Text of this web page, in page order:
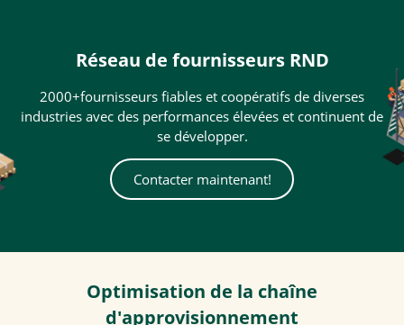
Réseau de fournisseurs RND
2000+fournisseurs fiables et coopératifs de diverses
industries avec des performances élevées et continuent de
se développer.
Contacter maintenant!
Optimisation de la chaîne
d'approvisionnement